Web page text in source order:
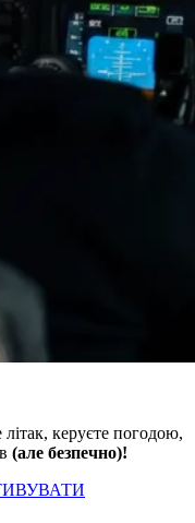
літак, керуєте погодою,
(але безпечно)!